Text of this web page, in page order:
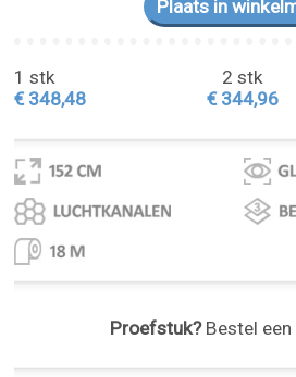
1 stk
€ 348,48
2 stk
€ 344,96
Proefstuk?Bestel een